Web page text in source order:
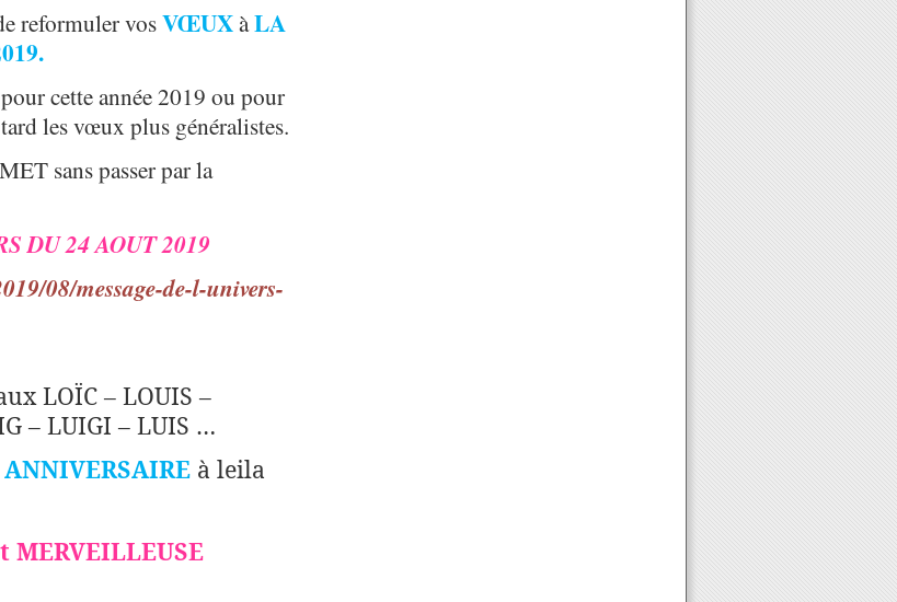
reformuler vosVŒUXàLA
cette année 2019 ou pour
les vœux plus généralistes.
sans passer par la
DU 24 AOUT 2019
08/message-de-l-univers-
LOÏC – LOUIS –
– LUIGI – LUIS …
ANNIVERSAIRE à leila
MERVEILLEUSE